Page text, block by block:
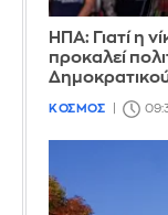
ΗΠΑ: Γιατί η
προκαλεί
ΚΟΣΜΟΣ